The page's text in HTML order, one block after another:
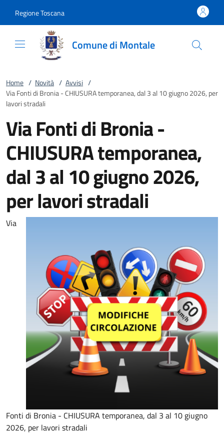
Regione Toscana
Comune di Montale
Home / Novità / Avvisi /
Via Fonti di Bronia - CHIUSURA temporanea, dal 3 al 10 giugno 2026, per
lavori stradali
Via Fonti di Bronia -
CHIUSURA temporanea,
dal 3 al 10 giugno 2026,
per lavori stradali
Via
Fonti di Bronia - CHIUSURA temporanea, dal 3 al 10 giugno
2026, per lavori stradali